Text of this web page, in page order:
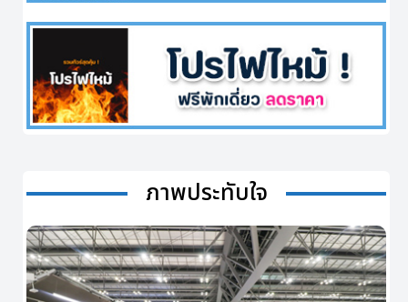
ภาพประทับใจ